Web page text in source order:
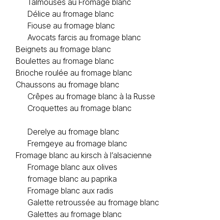
Talmouses au Fromage blanc
Délice au fromage blanc
Fiouse au fromage blanc
Avocats farcis au fromage blanc
Beignets au fromage blanc
Boulettes au fromage blanc
Brioche roulée au fromage blanc
Chaussons au fromage blanc
Crêpes au fromage blanc à la Russe
Croquettes au fromage blanc
Derelye au fromage blanc
Fremgeye au fromage blanc
Fromage blanc au kirsch à l’alsacienne
Fromage blanc aux olives
fromage blanc au paprika
Fromage blanc aux radis
Galette retroussée au fromage blanc
Galettes au fromage blanc